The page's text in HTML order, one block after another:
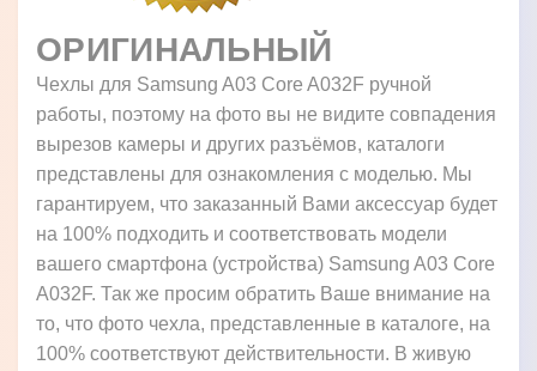
ОРИГИНАЛЬНЫЙ
Чехлы для Samsung A03 Core A032F ручной
работы, поэтому на фото вы не видите совпадения
вырезов камеры и других разъёмов, каталоги
представлены для ознакомления с моделью. Мы
гарантируем, что заказанный Вами аксессуар будет
на 100% подходить и соответствовать модели
вашего смартфона (устройства) Samsung A03 Core
A032F. Так же просим обратить Ваше внимание на
то, что фото чехла, представленные в каталоге, на
100% соответствуют действительности. В живую